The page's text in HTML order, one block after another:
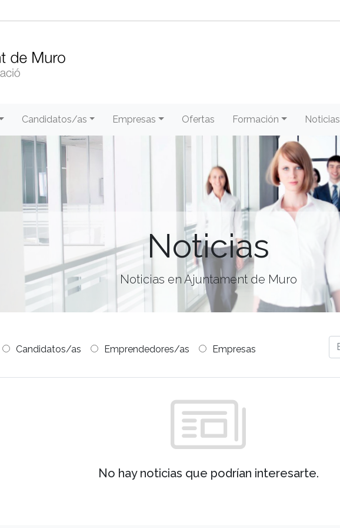
Candidatos/as Empresas Ofertas Formación Noticias
Noticias
Noticias en Ajuntament de Muro
Candidatos/as Emprendedores/as Empresas
No hay noticias que podrían interesarte.